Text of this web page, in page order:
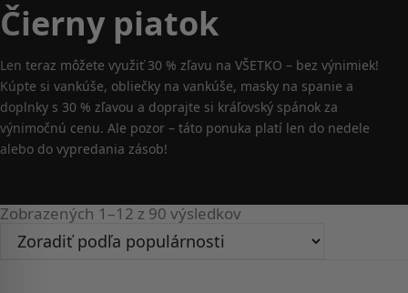
Čierny piatok
Len teraz môžete využiť 30 % zľavu na VŠETKO – bez výnimiek!
Kúpte si vankúše, obliečky na vankúše, masky na spanie a
doplnky s 30 % zľavou a doprajte si kráľovský spánok za
výnimočnú cenu. Ale pozor – táto ponuka platí len do nedele
alebo do vypredania zásob!
Zobrazených 1–12 z 90 výsledkov
Zoradené
podľa